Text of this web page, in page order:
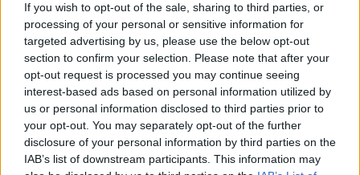
If you wish to opt-out of the sale, sharing to third parties, or
processing of your personal or sensitive information for
targeted advertising by us, please use the below opt-out
section to confirm your selection. Please note that after your
opt-out request is processed you may continue seeing
interest-based ads based on personal information utilized by
us or personal information disclosed to third parties prior to
your opt-out. You may separately opt-out of the further
disclosure of your personal information by third parties on the
IAB’s list of downstream participants. This information may
redakce - 31. 7. 2022
STŘEDNÍ ČECHY - Činnosti Krajského asistenčního centra pomoci
Ukrajině (KACPU) Středočeského kraje budou od 1. srpna přesunuty z
Kutné Hory do pěti měst Středočeského...